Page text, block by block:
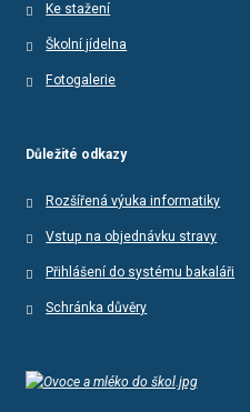
Ke stažení
Školní jídelna
Fotogalerie
Důležité odkazy
Rozšířená výuka informatiky
Vstup na objednávku stravy
Přihlášení do systému bakaláři
Schránka důvěry